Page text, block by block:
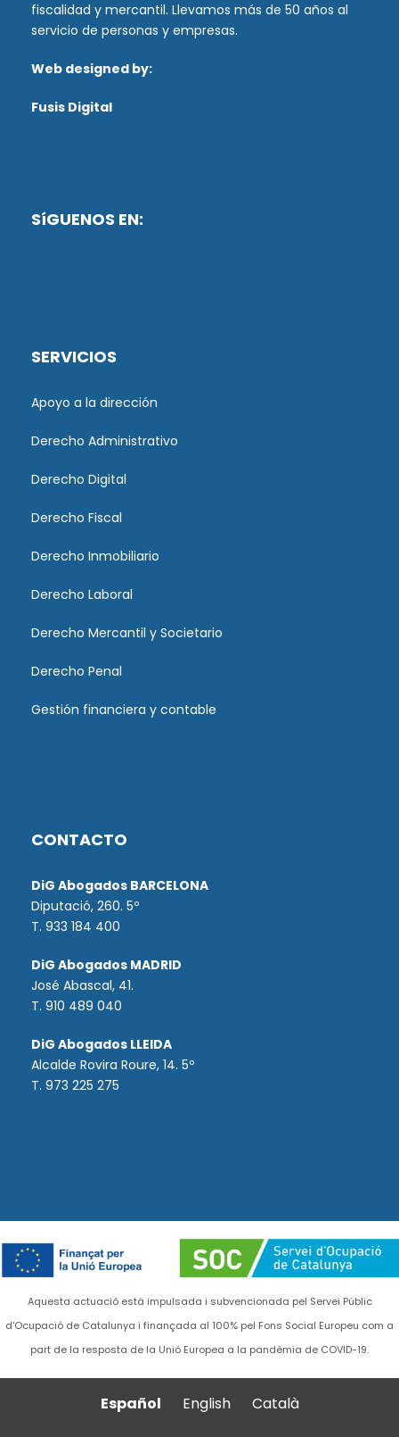
fiscalidad y mercantil. Llevamos más de 50 años al
servicio de personas y empresas.
Web designed by:
Fusis Digital
SíGUENOS EN:
SERVICIOS
Apoyo a la dirección
Derecho Administrativo
Derecho Digital
Derecho Fiscal
Derecho Inmobiliario
Derecho Laboral
Derecho Mercantil y Societario
Derecho Penal
Gestión financiera y contable
CONTACTO
DiG Abogados BARCELONA
Diputació, 260. 5º
T. 933 184 400
DiG Abogados MADRID
José Abascal, 41.
T. 910 489 040
DiG Abogados LLEIDA
Alcalde Rovira Roure, 14. 5º
T. 973 225 275
Aquesta actuació està impulsada i subvencionada pel Servei Públic
d'Ocupació de Catalunya i finançada al 100% pel Fons Social Europeu com a
part de la resposta de la Unió Europea a la pandèmia de COVID-19.
Español English Català